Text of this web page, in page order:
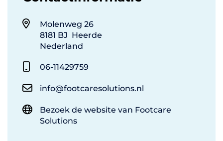
Molenweg 26
8181 BJ Heerde
Nederland
06-11429759
info@footcaresolutions.nl
Bezoek de website van Footcare
Solutions